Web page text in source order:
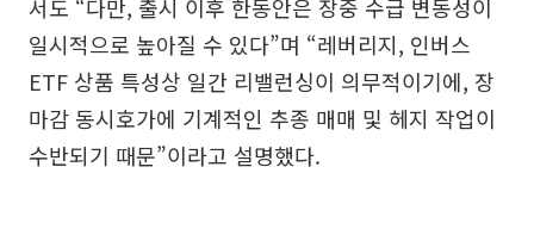
서도 “다만, 출시 이후 한동안은 장중 수급 변동성이
일시적으로 높아질 수 있다”며 “레버리지, 인버스
ETF 상품 특성상 일간 리밸런싱이 의무적이기에, 장
마감 동시호가에 기계적인 추종 매매 및 헤지 작업이
수반되기 때문”이라고 설명했다.